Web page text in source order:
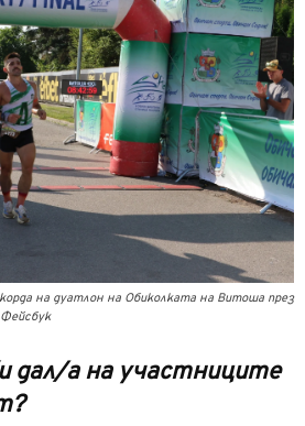
на дуатлон на Обиколката на Витоша през
дал/а на участниците